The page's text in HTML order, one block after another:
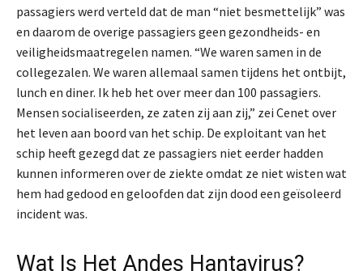
passagiers werd verteld dat de man “niet besmettelijk” was
en daarom de overige passagiers geen gezondheids- en
veiligheidsmaatregelen namen. “We waren samen in de
collegezalen. We waren allemaal samen tijdens het ontbijt,
lunch en diner. Ik heb het over meer dan 100 passagiers.
Mensen socialiseerden, ze zaten zij aan zij,” zei Cenet over
het leven aan boord van het schip. De exploitant van het
schip heeft gezegd dat ze passagiers niet eerder hadden
kunnen informeren over de ziekte omdat ze niet wisten wat
hem had gedood en geloofden dat zijn dood een geïsoleerd
incident was.
Wat Is Het Andes Hantavirus?